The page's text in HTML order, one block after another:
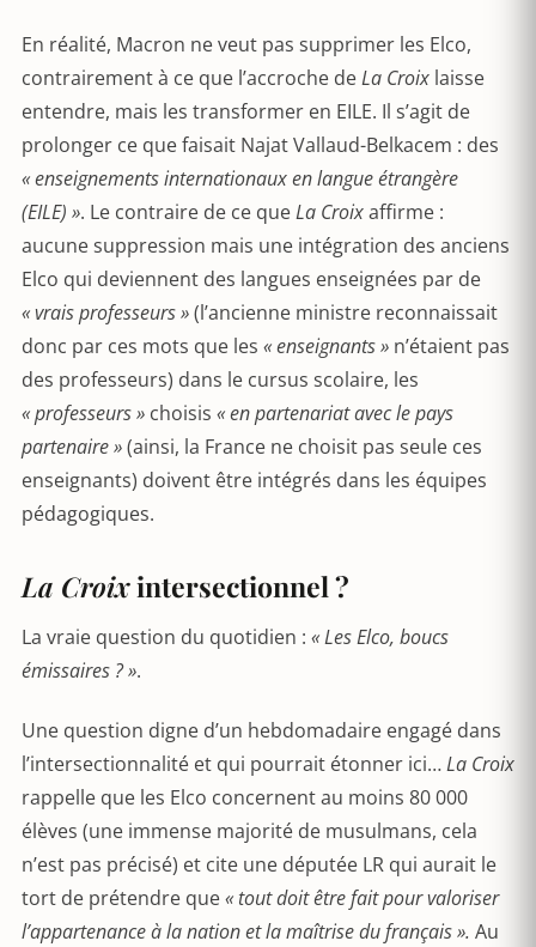
En réalité, Macron ne veut pas supprimer les Elco,
contrairement à ce que l’accroche deLa Croix laisse
entendre, mais les transformer en EILE. Il s’agit de
prolonger ce que faisait Najat Vallaud-Belkacem : des
« enseignements internationaux enlangue étrangère
(EILE) ». Le contraire de ce queLa Croixaffirme :
aucune suppression mais une intégration des anciens
Elco qui deviennent des langues enseignées par de
« vrais professeurs »(l’ancienne ministre reconnaissait
donc par ces mots que les « enseignants » n’étaient pas
des professeurs) dans le cursus scolaire, les
« professeurs » choisis « en partenariat avec le pays
partenaire »(ainsi, la France ne choisit pas seule ces
enseignants) doivent être intégrés dans les équipes
pédagogiques.
La Croixintersectionnel ?
La vraie question du quotidien : « Les Elco, boucs
émissaires ? ».
Une question digne d’un hebdomadaire engagé dans
l’intersectionnalité et qui pourrait étonner ici…La Croix
rappelle que les Elco concernent au moins 80 000
élèves (une immense majorité de musulmans, cela
n’est pas précisé) et cite une députée LR qui aurait le
tort de prétendre que« tout doit être fait pour valoriser
l’appartenance à la nation et la maîtrise du français ». Au